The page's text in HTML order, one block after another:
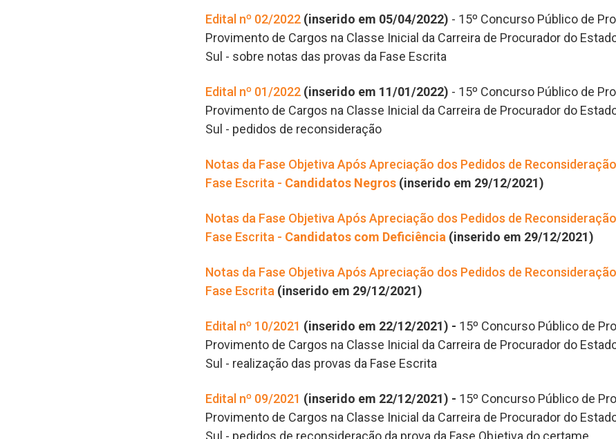
Edital nº 02/2022 (inserido em 05/04/2022) - 15º Concurso Público de
Provimento de Cargos na Classe Inicial da Carreira de Procurador do
Sul - sobre notas das provas da Fase Escrita
Edital nº 01/2022 (inserido em 11/01/2022) - 15º Concurso Público de
Provimento de Cargos na Classe Inicial da Carreira de Procurador do
Sul - pedidos de reconsideração
Notas da Fase Objetiva Após Apreciação dos Pedidos de
Fase Escrita - Candidatos Negros (inserido em 29/12/2021)
Notas da Fase Objetiva Após Apreciação dos Pedidos de
Fase Escrita - Candidatos com Deficiência (inserido em 29/12/2021)
Notas da Fase Objetiva Após Apreciação dos Pedidos de
Fase Escrita (inserido em 29/12/2021)
Edital nº 10/2021 (inserido em 22/12/2021) - 15º Concurso Público de
Provimento de Cargos na Classe Inicial da Carreira de Procurador do
Sul - realização das provas da Fase Escrita
Edital nº 09/2021 (inserido em 22/12/2021) - 15º Concurso Público de
Provimento de Cargos na Classe Inicial da Carreira de Procurador do
Sul - pedidos de reconsideração da prova da Fase Objetiva do certame